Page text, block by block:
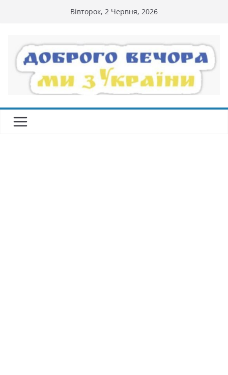
Вівторок, 2 Червня, 2026